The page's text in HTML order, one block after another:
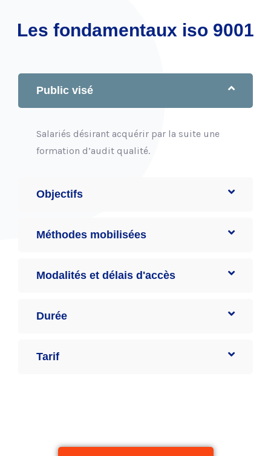
Les fondamentaux iso 9001
Public visé
Salariés désirant acquérir par la suite une
formation d’audit qualité.
Objectifs
Méthodes mobilisées
Modalités et délais d'accès
Durée
Tarif